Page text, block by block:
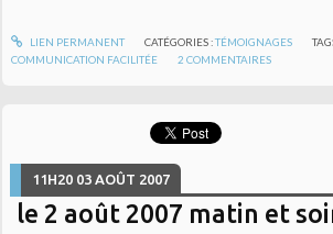
LIEN PERMANENT CATÉGORIES :TÉMOIGNAGES
COMMUNICATION FACILITÉE
2 COMMENTAIRES
11H20 03 AOÛT 2007
le 2 août 2007 matin et